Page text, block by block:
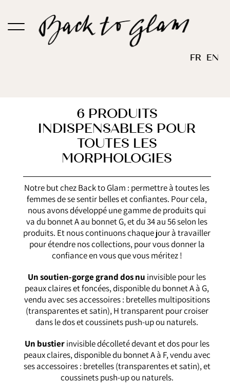
au
FR EN
6 PRODUITS
INDISPENSABLES POUR
TOUTES LES
MORPHOLOGIES
Notre but chez Back to Glam : permettre à toutes les
femmes de se sentir belles et confiantes. Pour cela,
nous avons développé une gamme de produits qui
va du bonnet A au bonnet G, et du 34 au 56 selon les
produits. Et nous continuons chaque jour à travailler
pour étendre nos collections, pour vous donner la
confiance en vous que vous méritez !
Un soutien-gorge grand dos nu invisible pour les
peaux claires et foncées, disponible du bonnet A à G,
vendu avec ses accessoires : bretelles multipositions
(transparentes et satin), H transparent pour croiser
dans le dos et coussinets push-up ou naturels.
Un bustierinvisible décolleté devant et dos pour les
peaux claires, disponible du bonnet A à F, vendu avec
ses accessoires : bretelles (transparentes et satin), et
coussinets push-up ou naturels.